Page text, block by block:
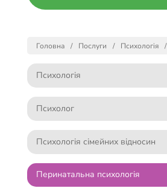
Головна Послуги Психологія
Психологія
Психолог
Психологія сімейних відносин
Перинатальна психологія